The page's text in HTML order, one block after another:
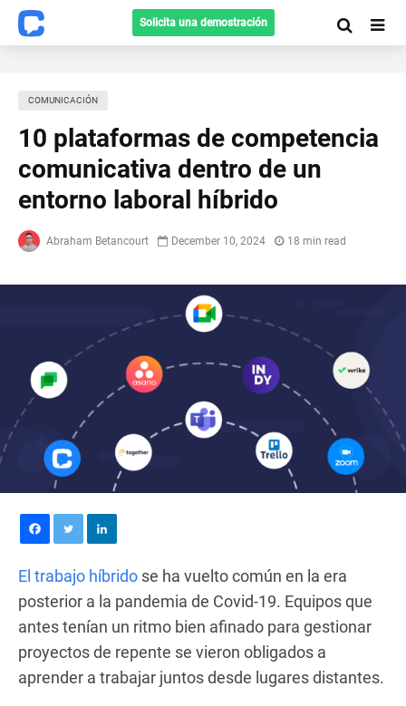
Solicita una demostración
COMUNICACIÓN
10 plataformas de competencia
comunicativa dentro de un
entorno laboral híbrido
Abraham Betancourt December 10, 2024 18 min read
El trabajo híbrido se ha vuelto común en la era
posterior a la pandemia de Covid-19. Equipos que
antes tenían un ritmo bien afinado para gestionar
proyectos de repente se vieron obligados a
aprender a trabajar juntos desde lugares distantes.